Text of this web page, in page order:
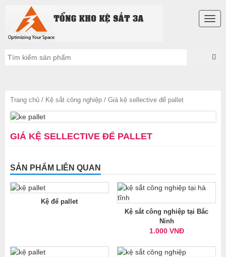
Trang chủ / Kệ sắt công nghiệp / Giá kệ sellective để pallet
GIÁ KỆ SELLECTIVE ĐỂ PALLET
SẢN PHẨM LIÊN QUAN
Kệ để pallet
Kệ sắt công nghiệp tại Bắc
Ninh
1.000 VNĐ